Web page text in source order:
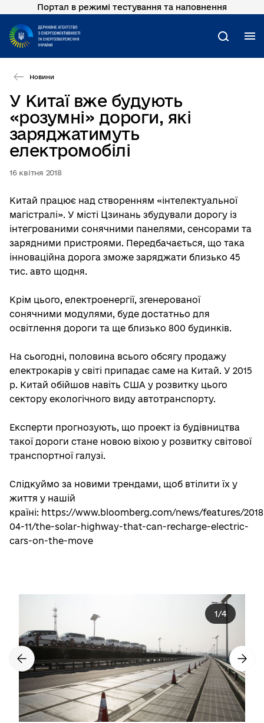
Перейти
основного
вмісту
Портал в режимі тестування та наповнення
Пошук
Новини
У Китаї вже будують
«розумні» дороги, які
заряджатимуть
електромобілі
16 квітня 2018
Китай працює над створенням «інтелектуальної
магістралі». У місті Цзинань збудували дорогу із
інтегрованими сонячними панелями, сенсорами та
зарядними пристроями. Передбачається, що така
інноваційна дорога зможе заряджати близько 45
тис. авто щодня.
Крім цього, електроенергії, згенерованої
сонячними модулями, буде достатньо для
освітлення дороги та ще близько 800 будинків.
На сьогодні, половина всього обсягу продажу
електрокарів у світі припадає саме на Китай. У 2015
р. Китай обійшов навіть США у розвитку цього
сектору екологічного виду автотранспорту.
Експерти прогнозують, що проект із будівництва
такої дороги стане новою віхою у розвитку світової
транспортної галузі.
Слідкуймо за новими трендами, щоб втілити їх у
життя у нашій
країні: https://www.bloomberg.com/news/features/
04-11/the-solar-highway-that-can-recharge-electric-
cars-on-the-move
1/4